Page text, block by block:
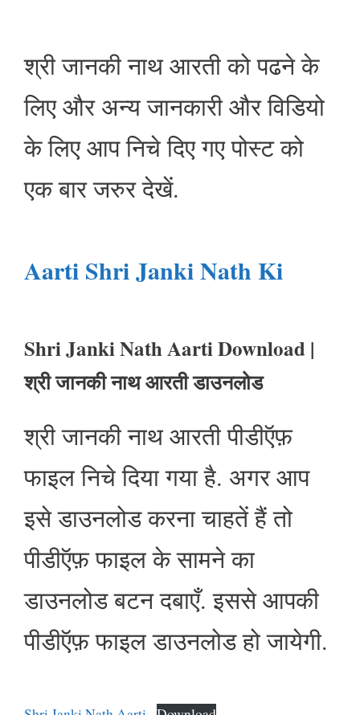
श्री जानकी नाथ आरती को पढने के
लिए और अन्य जानकारी और विडियो
के लिए आप निचे दिए गए पोस्ट को
एक बार जरुर देखें.
Aarti Shri Janki Nath Ki
Shri Janki Nath Aarti Download|
श्री जानकी नाथ आरती डाउनलोड
श्री जानकी नाथ आरती पीडीऍफ़
फाइल निचे दिया गया है. अगर आप
इसे डाउनलोड करना चाहतें हैं तो
पीडीऍफ़ फाइल के सामने का
डाउनलोड बटन दबाएँ. इससे आपकी
पीडीऍफ़ फाइल डाउनलोड हो जायेगी.